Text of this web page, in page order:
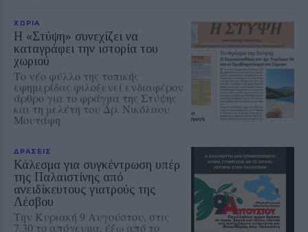
ΧΩΡΙΑ
Η «Στύψη» συνεχίζει να
καταγράφει την ιστορία του
χωριού
Το νέο φύλλο της τοπικής
εφημερίδας φιλοξενεί ενδιαφέρον
άρθρο για το φράγμα της Στύψης
και τη μελέτη του Δρ. Νικόλαου
Μουτάφη
ΔΡΑΣΕΙΣ
Κάλεσμα για συγκέντρωση υπέρ
της Παλαιστίνης από
ανειδίκευτους γιατρούς της
Λέσβου
Την Κυριακή 9 Αυγούστου, στις
7.30 το απόγευμα, έξω από το